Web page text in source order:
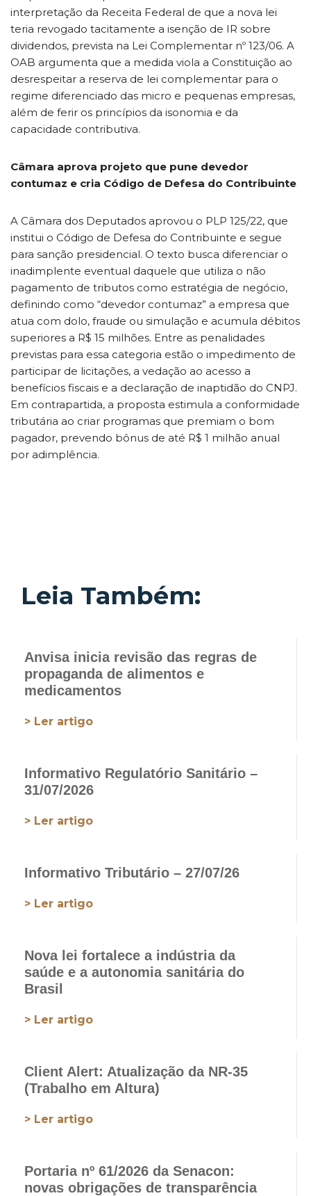
interpretação da Receita Federal de que a nova lei
teria revogado tacitamente a isenção de IR sobre
dividendos, prevista na Lei Complementar nº 123/06. A
OAB argumenta que a medida viola a Constituição ao
desrespeitar a reserva de lei complementar para o
regime diferenciado das micro e pequenas empresas,
além de ferir os princípios da isonomia e da
capacidade contributiva.
Câmara aprova projeto que pune devedor
contumaz e cria Código de Defesa do Contribuinte
A Câmara dos Deputados aprovou o PLP 125/22, que
institui o Código de Defesa do Contribuinte e segue
para sanção presidencial. O texto busca diferenciar o
inadimplente eventual daquele que utiliza o não
pagamento de tributos como estratégia de negócio,
definindo como “devedor contumaz” a empresa que
atua com dolo, fraude ou simulação e acumula débitos
superiores a R$ 15 milhões. Entre as penalidades
previstas para essa categoria estão o impedimento de
participar de licitações, a vedação ao acesso a
benefícios fiscais e a declaração de inaptidão do CNPJ.
Em contrapartida, a proposta estimula a conformidade
tributária ao criar programas que premiam o bom
pagador, prevendo bônus de até R$ 1 milhão anual
por adimplência.
Leia Também:
Anvisa inicia revisão das regras de
propaganda de alimentos e
medicamentos
> Ler artigo
Informativo Regulatório Sanitário –
31/07/2026
> Ler artigo
Informativo Tributário – 27/07/26
> Ler artigo
Nova lei fortalece a indústria da
saúde e a autonomia sanitária do
Brasil
> Ler artigo
Client Alert: Atualização da NR-35
(Trabalho em Altura)
> Ler artigo
Portaria nº 61/2026 da Senacon:
novas obrigações de transparência